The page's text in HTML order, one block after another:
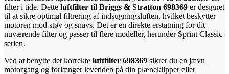
filter i tide. Dette luftfilter til Briggs & Stratton 698369 er designet
til at sikre optimal filtrering af indsugningsluften, hvilket beskytter
motoren mod støv og snavs. Det er en direkte erstatning for dit
nuværende filter og passer til flere modeller, herunder Sprint Classic-
serien.
Ved at benytte det korrekte luftfilter 698369 sikrer du en jævn
motorgang og forlænger levetiden på din plæneklipper eller